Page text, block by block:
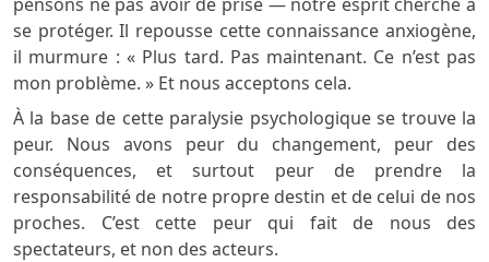
se protéger. Il repousse cette connaissance anxiogène,
il murmure : « Plus tard. Pas maintenant. Ce n’est pas
mon problème. » Et nous acceptons cela.
À la base de cette paralysie psychologique se trouve la
peur. Nous avons peur du changement, peur des
conséquences, et surtout peur de prendre la
responsabilité de notre propre destin et de celui de nos
proches. C’est cette peur qui fait de nous des
spectateurs, et non des acteurs.